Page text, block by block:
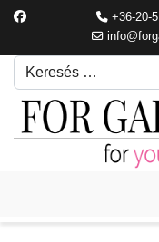
+36-20-
Keresés
Írjon be egy keresési